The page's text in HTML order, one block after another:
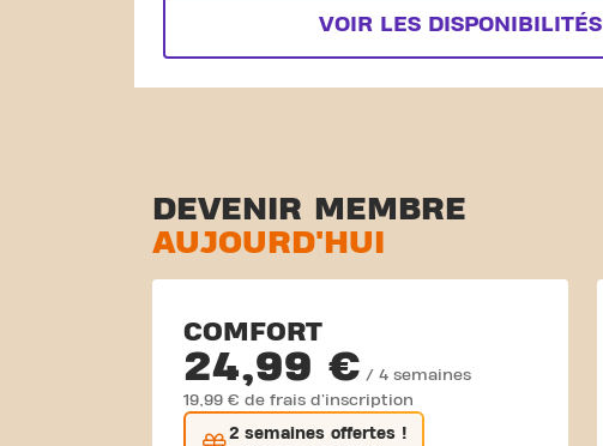
VOIR LES DISPONIBILITÉS
DEVENIR MEMBRE
AUJOURD'HUI
COMFORT
24,99 € / 4 semaines
19,99 € de frais d'inscription
2 semaines offertes !